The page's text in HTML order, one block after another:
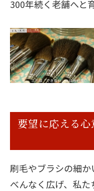
300年続く老舗へと
要望に応える
刷毛やブラシの細
べんなく広げ、私た